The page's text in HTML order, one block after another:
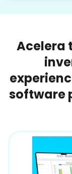
Acelera
software